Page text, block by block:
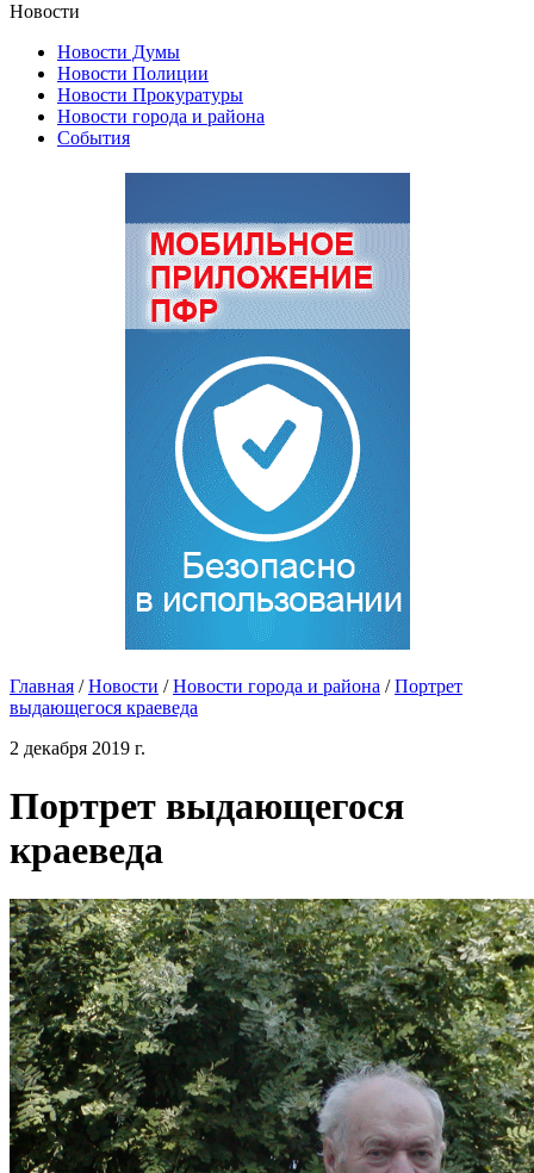
Новости
Новости Думы
Новости Полиции
Новости Прокуратуры
Новости города и района
События
Главная / Новости / Новости города и района / Портрет
выдающегося краеведа
2 декабря 2019 г.
Портрет выдающегося
краеведа